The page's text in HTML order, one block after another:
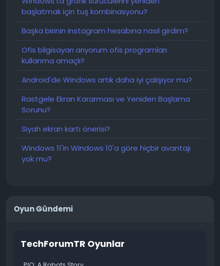
başlatmak için tuş kombinasyonu?
Başka birinin Instagram hesabına nasıl girdim?
Ofis bilgisayarı arıyorum ofis programları
kullanma amaçlı?
Android'de Windows artık daha iyi çalışıyor mu?
Rastgele Ekran Kararması ve Yeniden Başlama
Sorunu?
Siyah ekran kartı önerisi?
Windows 11'in Windows 10'a göre hiçbir avantajı
yok mu?
Oyun Gündemi
TechForumTR Oyunlar